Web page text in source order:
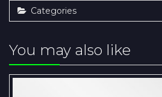
Categories
You may also like